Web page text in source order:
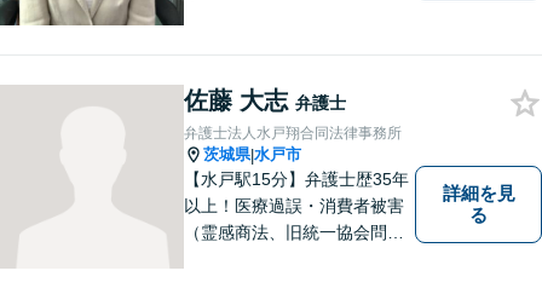
いたします。お困りごとがあ
ればお気軽にご相談くださ
い。
佐藤 大志 弁護士
弁護士法人水戸翔合同法律事務所
茨城県|水戸市
【水戸駅15分】弁護士歴35年
以上！医療過誤・消費者被害
（霊感商法、旧統一協会問題
詳細を見
る